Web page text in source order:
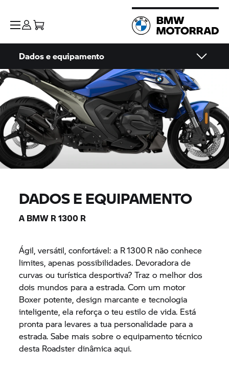
Dados e equipamento
DADOS E EQUIPAMENTO
A BMW R 1300 R
Ágil, versátil, confortável: a R 1300 R não conhece
limites, apenas possibilidades. Devoradora de
curvas ou turística desportiva? Traz o melhor dos
dois mundos para a estrada. Com um motor
Boxer potente, design marcante e tecnologia
inteligente, ela reforça o teu estilo de vida. Está
pronta para levares a tua personalidade para a
estrada. Sabe mais sobre o equipamento técnico
desta Roadster dinâmica aqui.